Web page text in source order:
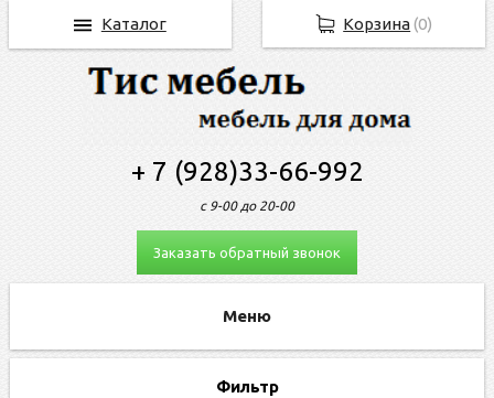
+ 7 (928)33-66-992
с 9-00 до 20-00
Заказать обратный звонок
Фильтр
Корзина(0)
Каталог